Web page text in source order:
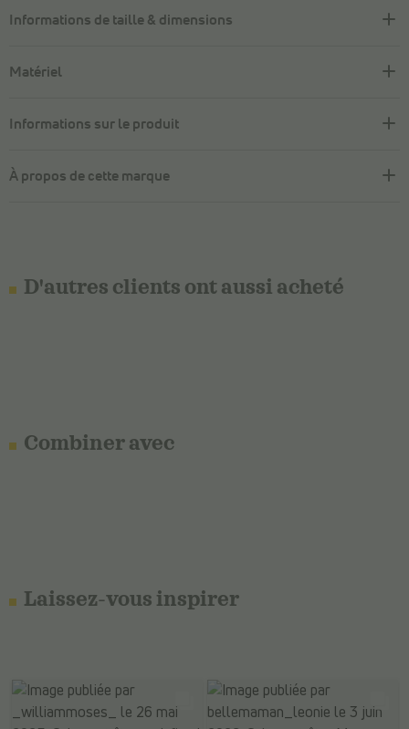
Informations de taille & dimensions
Matériel
Informations sur le produit
À propos de cette marque
D'autres clients ont aussi acheté
Combiner avec
Laissez-vous inspirer